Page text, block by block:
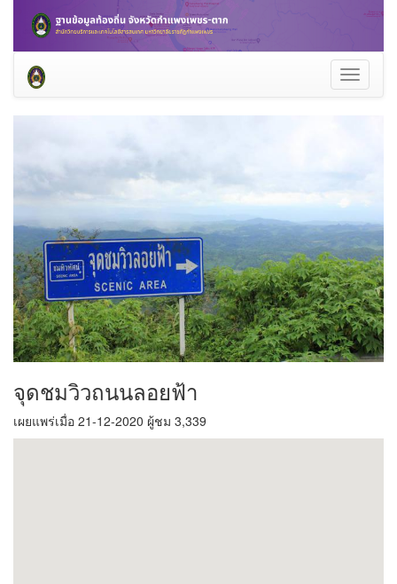
Toggle
จุดชมวิวถนนลอยฟ้า
เผยแพร่เมื่อ 21-12-2020 ผู้ชม 3,339